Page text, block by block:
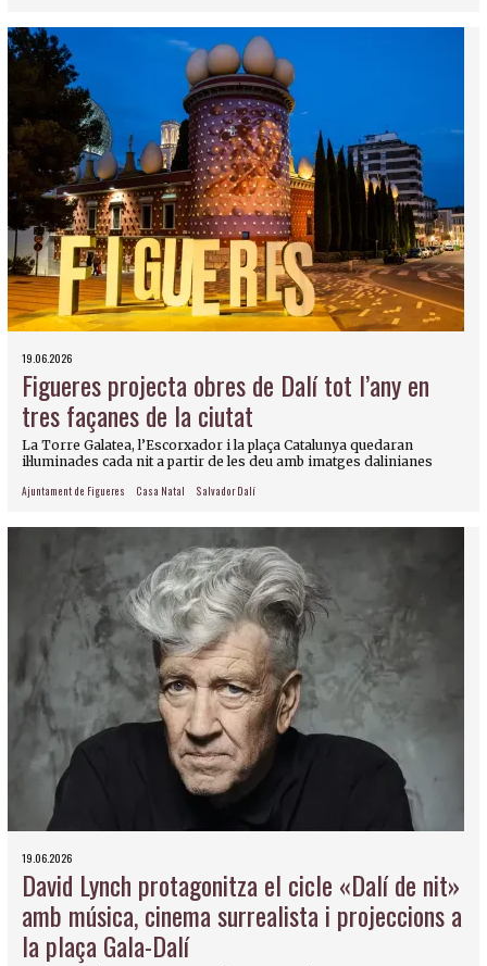
19.06.2026
Figueres projecta obres de Dalí tot l’any en
tres façanes de la ciutat
La Torre Galatea, l’Escorxador i la plaça Catalunya quedaran
il·luminades cada nit a partir de les deu amb imatges dalinianes
Ajuntament de Figueres Casa Natal Salvador Dalí
19.06.2026
David Lynch protagonitza el cicle «Dalí de nit»
amb música, cinema surrealista i projeccions a
la plaça Gala-Dalí